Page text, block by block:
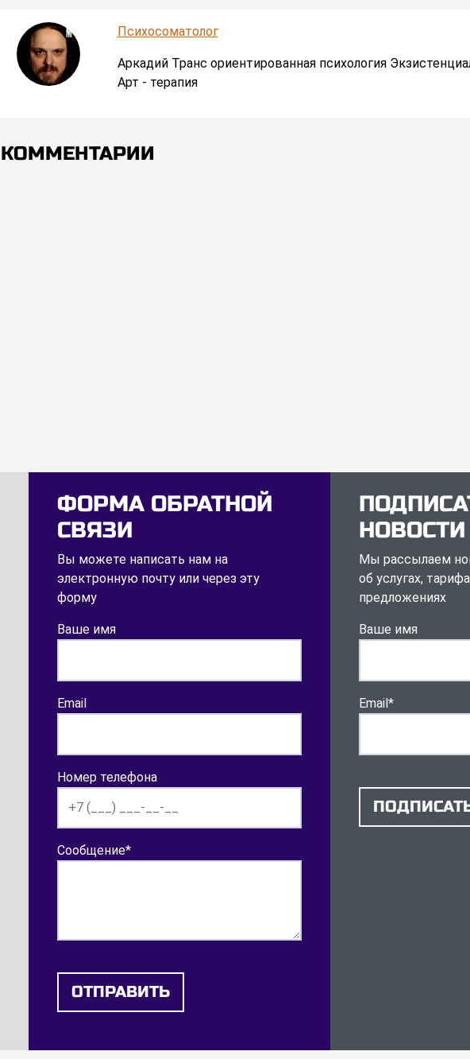
Психосоматолог
Аркадий Транс ориентированная психология
Арт - терапия
КОММЕНТАРИИ
ФОРМА ОБРАТНОЙ
СВЯЗИ
Вы можете написать нам на
электронную почту или через эту
форму
Ваше имя
Email
Номер телефона
Сообщение*
ОТПРАВИТЬ
НОВОСТИ
Мы рассылаем
об услугах,
предложениях
Ваше имя
Email*